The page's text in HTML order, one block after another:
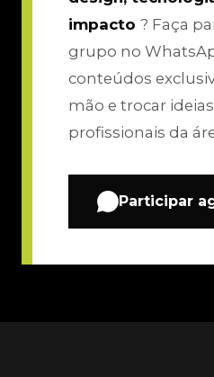
impacto ? Faça
grupo no
conteúdos
mão e trocar
profissionais da
Participar